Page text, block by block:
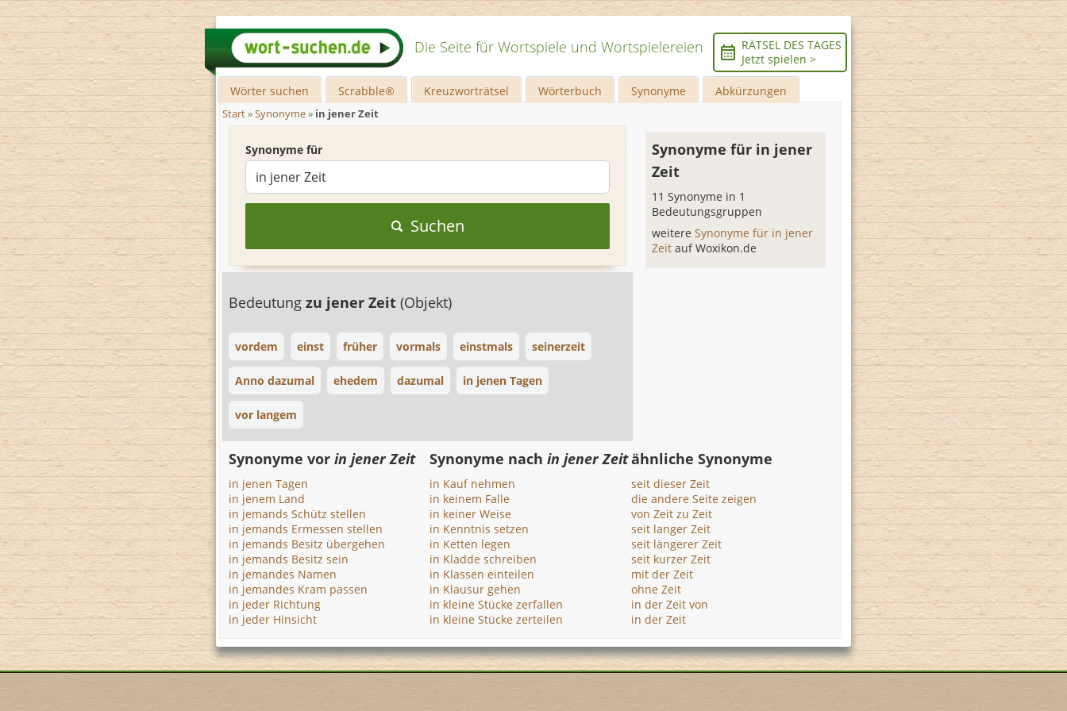
Die Seite für Wortspiele und Wortspielereien
RÄTSEL DES TAGES
Jetzt spielen >
Wörter suchen Scrabble® Kreuzworträtsel Wörterbuch Synonyme Abkürzungen
Start»Synonyme» in jener Zeit
Synonyme für
Suchen
Bedeutung zu jener Zeit (Objekt)
vordem einst früher vormals einstmals seinerzeit
Anno dazumal ehedem dazumal in jenen Tagen
vor langem
Synonyme für in jener
Zeit
11 Synonyme in 1
Bedeutungsgruppen
weitereSynonyme für in jener
Zeitauf Woxikon.de
Synonyme vor in jener Zeit
in jenen Tagen
in jenem Land
in jemands Schütz stellen
in jemands Ermessen stellen
in jemands Besitz übergehen
in jemands Besitz sein
in jemandes Namen
in jemandes Kram passen
in jeder Richtung
in jeder Hinsicht
Synonyme nachin jener Zeit
in Kauf nehmen
in keinem Falle
in keiner Weise
in Kenntnis setzen
in Ketten legen
in Kladde schreiben
in Klassen einteilen
in Klausur gehen
in kleine Stücke zerfallen
in kleine Stücke zerteilen
ähnliche Synonyme
seit dieser Zeit
die andere Seite zeigen
von Zeit zu Zeit
seit langer Zeit
seit längerer Zeit
seit kurzer Zeit
mit der Zeit
ohne Zeit
in der Zeit von
in der Zeit